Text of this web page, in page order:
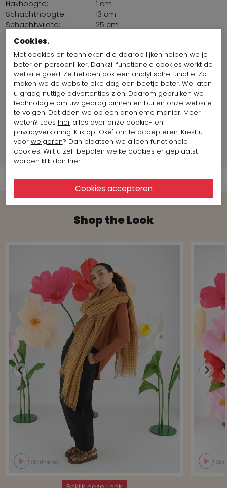
Hakhoogte:
1 cm
Schachthoogte:
13 cm
Schachtwijdte:
25 cm
Pasvorm::
Zool:
Binnenzool
uitneembaar:
Nee
Herkomst stoffen:
Europa
Land van productie:
Frankrijk
Maat artikel op foto:
Maat 38
Merk Informatie
Verzend informatie
Shop the Look
Start video
Cookies.
Met cookies en technieken die daarop lijken helpen we je
beter en persoonlijker. Dankzij functionele cookies werkt de
website goed. Ze hebben ook een analytische functie. Zo
maken we de website elke dag een beetje beter. We laten
u graag nuttige advertenties zien. Daarom gebruiken we
technologie om uw gedrag binnen en buiten onze website
te volgen. Dat doen we op een anonieme manier. Meer
weten? Lees hieralles over onze cookie- en
privacyverklaring. Klik op 'Oké' om te accepteren. Kiest u
voor weigeren? Dan plaatsen we alleen functionele
cookies. Wilt u zelf bepalen welke cookies er geplaatst
worden klik dan hier.